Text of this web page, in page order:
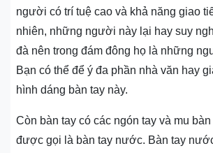
người có trí tuệ cao và khả năng giao
nhiên, những người này lại hay suy
đà nên trong đám đông họ là những
Bạn có thể để ý đa phần nhà văn hay
hình dáng bàn tay này.
Còn bàn tay có các ngón tay và mu
được gọi là bàn tay nước. Bàn tay